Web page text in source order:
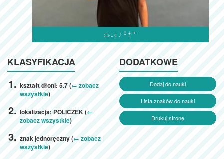

KLASYFIKACJA
kształt dłoni: 5.7 (← zobacz
wszystkie)
lokalizacja: POLICZEK (←
zobacz wszystkie)
znak jednoręczny (← zobacz
wszystkie)
DODATKOWE
Dodaj do nauki
Lista znaków do nauki
Drukuj stronę